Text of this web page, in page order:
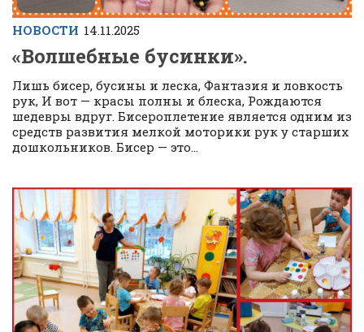
НОВОСТИ 14.11.2025
«Волшебные бусинки».
Лишь бисер, бусины и леска, Фантазия и ловкость
рук, И вот — красы полны и блеска, Рождаются
шедевры вдруг. Бисероплетение является одним из
средств развития мелкой моторики рук у старших
дошкольников. Бисер — это...